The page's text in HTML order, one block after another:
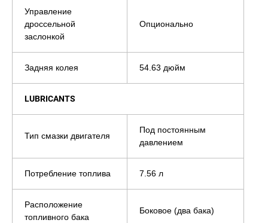
Управление
дроссельной
заслонкой
Опционально
Задняя колея 54.63 дюйм
LUBRICANTS
Тип смазки двигателя
Под постоянным
давлением
Потребление топлива 7.56 л
Расположение
топливного бака
Боковое (два бака)